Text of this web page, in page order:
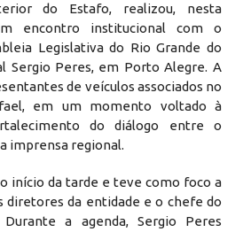
do Estafo, realizou, nesta
encontro institucional com o
Legislativa do Rio Grande do
Sergio Peres, em Porto Alegre. A
de veículos associados no
em um momento voltado à
do diálogo entre o
imprensa regional.
início da tarde e teve como foco a
diretores da entidade e o chefe do
Durante a agenda, Sergio Peres